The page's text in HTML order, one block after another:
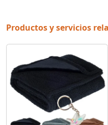
Productos y servicios